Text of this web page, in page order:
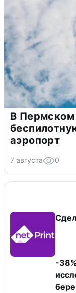
В Пермском
аэропорт
7 августа 0
-